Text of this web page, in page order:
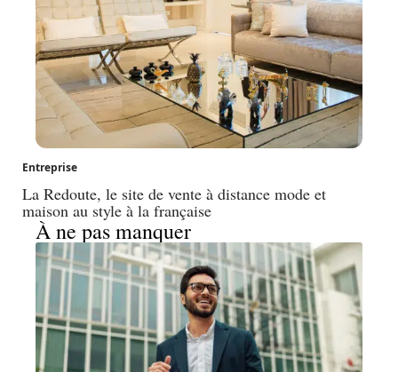
Entreprise
La Redoute, le site de vente à distance mode et
maison au style à la française
À ne pas manquer